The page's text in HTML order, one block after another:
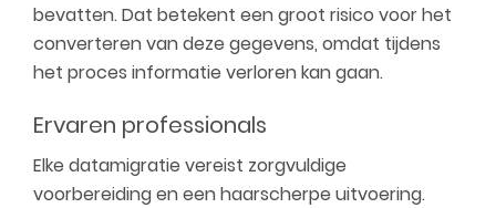
bevatten. Dat betekent een groot risico voor het
converteren van deze gegevens, omdat tijdens
het proces informatie verloren kan gaan.
Ervaren professionals
Elke datamigratie vereist zorgvuldige
voorbereiding en een haarscherpe uitvoering.